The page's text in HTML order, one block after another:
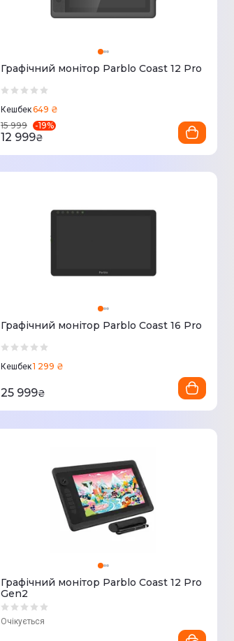
Графічний монітор Parblo Coast 12 Pro
Кешбек649 ₴
15 999
-19%
12 999₴
Графічний монітор Parblo Coast 16 Pro
Кешбек1 299 ₴
25 999₴
Графічний монітор Parblo Coast 12 Pro
Gen2
Очікується